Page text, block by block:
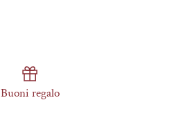
Buoni regalo